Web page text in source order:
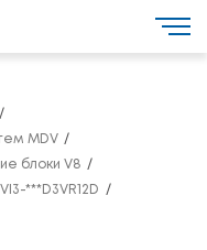
MDV
блоки V8
***D3VR12D